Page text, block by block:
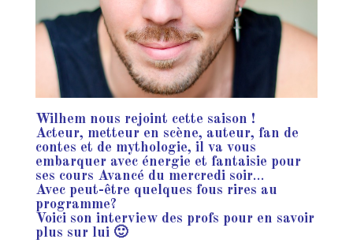
Wilhem nous rejoint cette saison !
Acteur, metteur en scène, auteur, fan de
contes et de mythologie, il va vous
embarquer avec énergie et fantaisie pour
ses cours Avancé du mercredi soir…
Avec peut-être quelques fous rires au
programme?
Voici son interview des profs pour en savoir
plus sur lui 🙂